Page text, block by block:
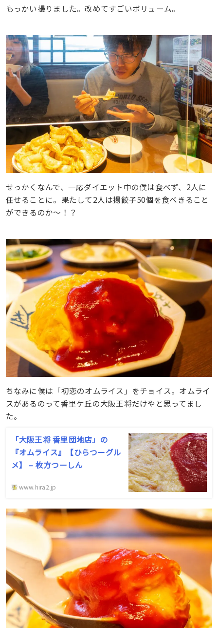
もっかい撮りました。改めてすごいボリューム。
せっかくなんで、一応ダイエット中の僕は食べず、2人に
任せることに。果たして2人は揚餃子50個を食べきること
ができるのか〜！？
ちなみに僕は「初恋のオムライス」をチョイス。オムライ
スがあるのって香里ケ丘の大阪王将だけやと思ってまし
た。
「大阪王将 香里団地店」の
『オムライス』【ひらつーグル
メ】 – 枚方つーしん
www.hira2.jp